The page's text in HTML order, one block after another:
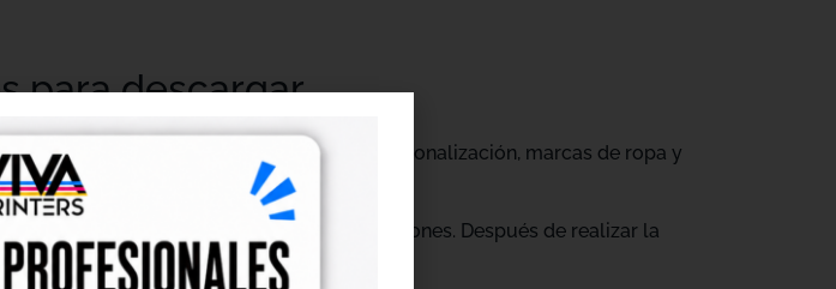
para descargar
para talleres de impresión, negocios de personalización, marcas de ropa y
preparados para incorporar a tus producciones. Después de realizar la
DTF o UV DTF.